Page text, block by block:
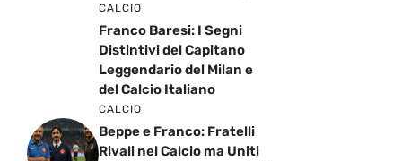
CALCIO
Franco Baresi: I Segni
Distintivi del Capitano
Leggendario del Milan e
del Calcio Italiano
CALCIO
Beppe e Franco: Fratelli
Rivali nel Calcio ma Uniti